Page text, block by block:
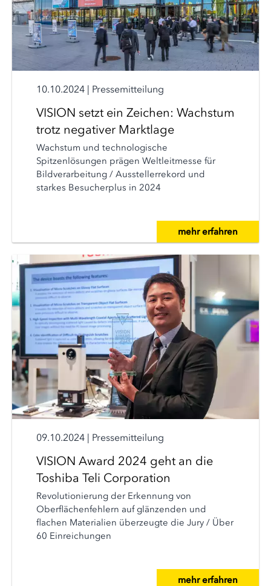
10.10.2024 | Pressemitteilung
VISION setzt ein Zeichen: Wachstum
trotz negativer Marktlage
Wachstum und technologische
Spitzenlösungen prägen Weltleitmesse für
Bildverarbeitung / Ausstellerrekord und
starkes Besucherplus in 2024
mehr erfahren
09.10.2024 | Pressemitteilung
VISION Award 2024 geht an die
Toshiba Teli Corporation
Revolutionierung der Erkennung von
Oberflächenfehlern auf glänzenden und
flachen Materialien überzeugte die Jury / Über
60 Einreichungen
mehr erfahren